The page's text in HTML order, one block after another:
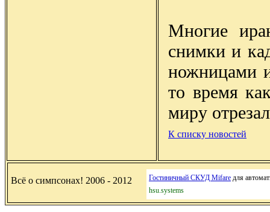
Многие
снимки и
ножницами
то время
миру
К списку новостей
Всё о симпсонах! 2006 - 2012 Гостиничный СКУД Mifare для
hsu.systems